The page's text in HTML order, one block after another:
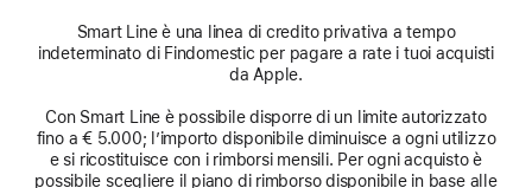
Smart Line è una linea di credito privativa a tempo
indeterminato di Findomestic per pagare a rate i tuoi acquisti
da Apple.
Con Smart Line è possibile disporre di un limite autorizzato
fino a € 5.000; l’importo disponibile diminuisce a ogni utilizzo
e si ricostituisce con i rimborsi mensili. Per ogni acquisto è
possibile scegliere il piano di rimborso disponibile in base alle